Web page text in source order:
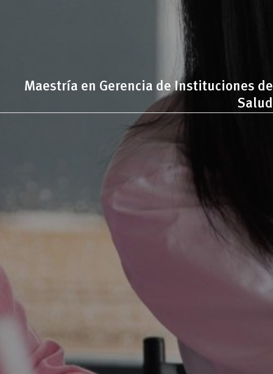
Maestría en Gerencia de Instituciones de
Salud